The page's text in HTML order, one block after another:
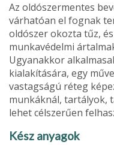
Az oldószermentes
várhatóan el fognak
oldószer okozta tűz,
munkavédelmi
Ugyanakkor
kialakítására, egy
vastagságú réteg
munkáknál, tartá­lyok,
lehet célszerűen
Kész anyagok